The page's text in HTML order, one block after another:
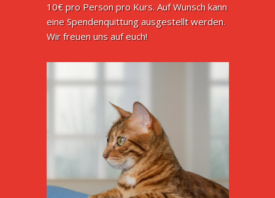
10€ pro Person pro Kurs. Auf Wunsch kann
eine Spendenquittung ausgestellt werden.
Wir freuen uns auf euch!